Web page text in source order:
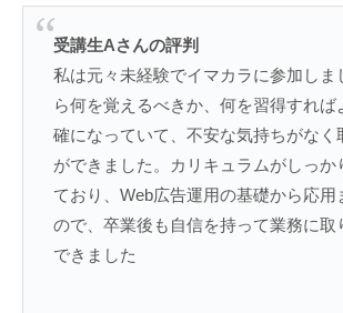
受講生Aさんの評判
私は元々未経験でイマカラに参加しま
ら何を覚えるべきか、何を習得すれば
確になっていて、不安な気持ちがなく
ができました。カリキュラムがしっか
ており、Web広告運用の基礎から応用
ので、卒業後も自信を持って業務に取
できました​